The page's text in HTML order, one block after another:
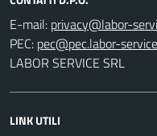
E-mail:
PEC:
LABOR SERVICE SRL
LINK UTILI